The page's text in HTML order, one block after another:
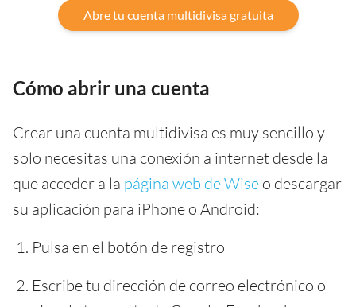
Abre tu cuenta multidivisa gratuita
Cómo abrir una cuenta
Crear una cuenta multidivisa es muy sencillo y
solo necesitas una conexión a internet desde la
que acceder a la página web de Wise o descargar
su aplicación para iPhone o Android:
Pulsa en el botón de registro
Escribe tu dirección de correo electrónico o